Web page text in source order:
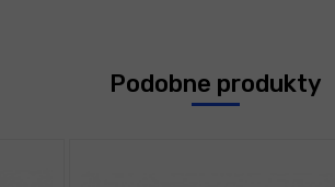
Podobne produkty